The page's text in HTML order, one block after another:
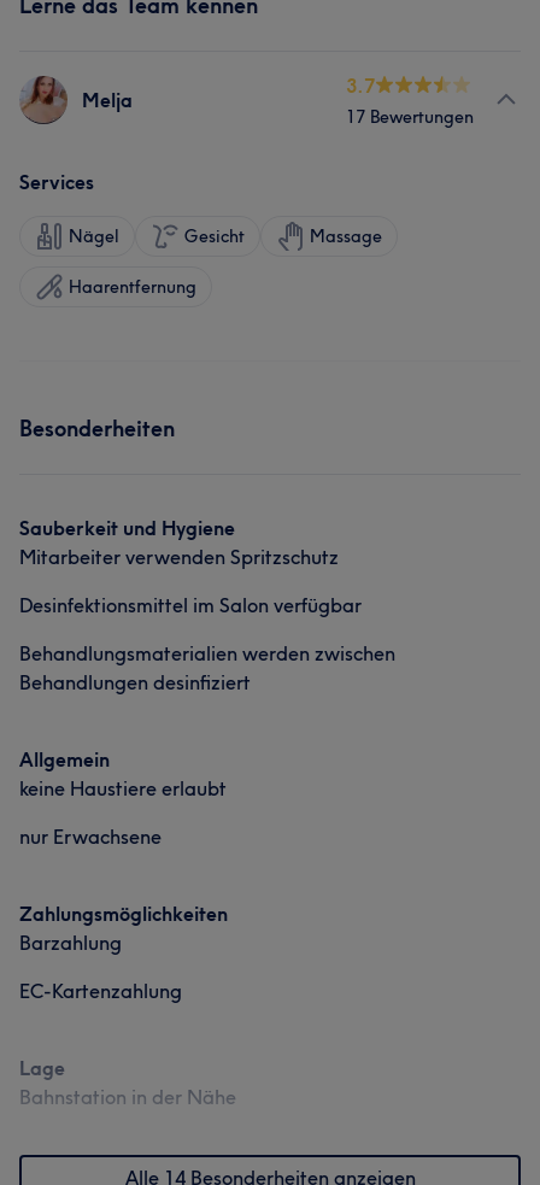
Melja
3.7
17 Bewertungen
Services
Nägel Gesicht Massage
Haarentfernung
Besonderheiten
Sauberkeit und Hygiene
Mitarbeiter verwenden Spritzschutz
Desinfektionsmittel im Salon verfügbar
Behandlungsmaterialien werden zwischen
Behandlungen desinfiziert
Allgemein
keine Haustiere erlaubt
nur Erwachsene
Zahlungsmöglichkeiten
Barzahlung
EC-Kartenzahlung
Lage
Bahnstation in der Nähe
Alle 14 Besonderheiten anzeigen